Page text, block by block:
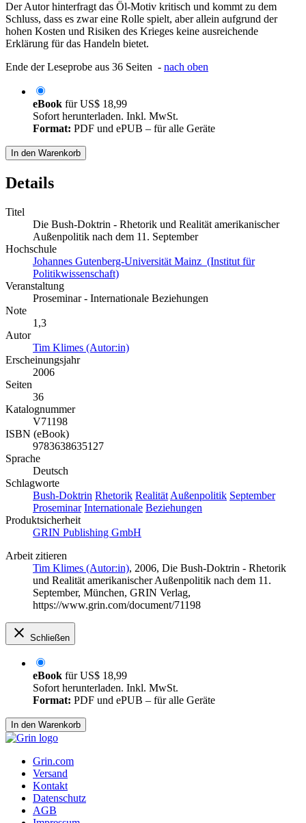
Der Autor hinterfragt das Öl-Motiv kritisch und kommt zu dem
Schluss, dass es zwar eine Rolle spielt, aber allein aufgrund der
hohen Kosten und Risiken des Krieges keine ausreichende
Erklärung für das Handeln bietet.
Ende der Leseprobe aus 36 Seiten - nach oben
eBook fürUS$ 18,99
Sofort herunterladen. Inkl. MwSt.
Format: PDF und ePUB – für alle Geräte
In den Warenkorb
Details
Titel
Die Bush-Doktrin - Rhetorik und Realität amerikanischer
Außenpolitik nach dem 11. September
Hochschule
Johannes Gutenberg-Universität Mainz (Institut für
Politikwissenschaft)
Veranstaltung
Proseminar - Internationale Beziehungen
Note
1,3
Autor
Tim Klimes (Autor:in)
Erscheinungsjahr
2006
Seiten
36
Katalognummer
V71198
ISBN (eBook)
9783638635127
Sprache
Deutsch
Schlagworte
Bush-Doktrin Rhetorik Realität Außenpolitik September
Proseminar Internationale Beziehungen
Produktsicherheit
GRIN Publishing GmbH
Arbeit zitieren
Tim Klimes (Autor:in), 2006, Die Bush-Doktrin - Rhetorik
und Realität amerikanischer Außenpolitik nach dem 11.
September, München, GRIN Verlag,
https://www.grin.com/document/71198
Schließen
eBook fürUS$ 18,99
Sofort herunterladen. Inkl. MwSt.
Format: PDF und ePUB – für alle Geräte
In den Warenkorb
Grin.com
Versand
Kontakt
Datenschutz
AGB